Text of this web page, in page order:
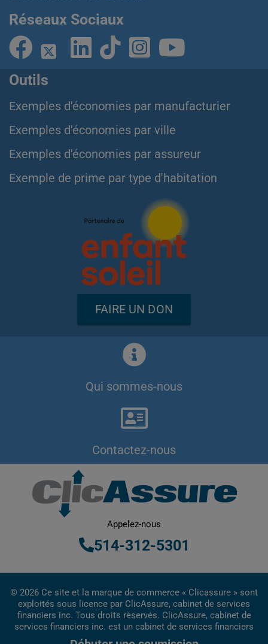
Réseaux Sociaux
Outils
Exemples d'économies par manufacturier
Exemples d'économies par ville
Exemples d'économies par assureur
Exemple de prime par type d'habitation
FAIRE UN DON
Qui sommes-nous
Contactez-nous
Appelez-nous
514-312-5301
© 2026 Ce site et la marque de commerce « Clicassure » sont
exploités sous licence par ClicAssure, cabinet de services
financiers inc. Tous droits réservés. ClicAssure, cabinet de
services financiers inc. est un cabinet de services financiers
inscrit au Québec.